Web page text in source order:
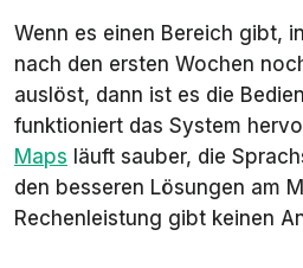
Wenn es einen Bereich gibt,
nach den ersten Wochen
auslöst, dann ist es die
funktioniert das System
Maps läuft sauber, die
den besseren Lösungen am
Rechenleistung gibt keinen